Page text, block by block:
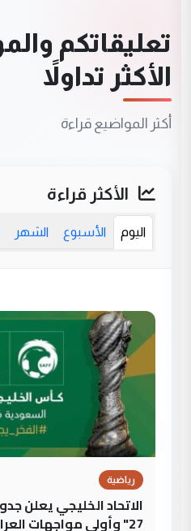
تعليقاتكم
الأكثر تداولاً
أكثر المواضيع قراءة
الأكثر قراءة
اليوم الأسبوع الشهر
رياضية
الاتحاد الخليجي يعلن
27" وأولى مواجهات العراق